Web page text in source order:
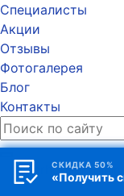
Специалисты
Акции
Отзывы
Фотогалерея
Блог
Контакты
СКИДКА 50%
«Получить